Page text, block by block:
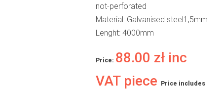
not-perforated
Material: Galvanised steel1,5mm
Lenght: 4000mm
Price: 88.00 zł inc
VAT piece
Price includes